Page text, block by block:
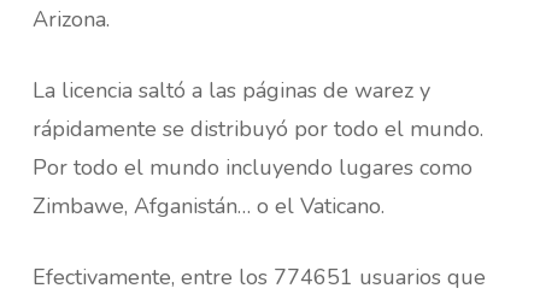
Arizona.
La licencia saltó a las páginas de warez y
rápidamente se distribuyó por todo el mundo.
Por todo el mundo incluyendo lugares como
Zimbawe, Afganistán… o el Vaticano.
Efectivamente, entre los 774651 usuarios que